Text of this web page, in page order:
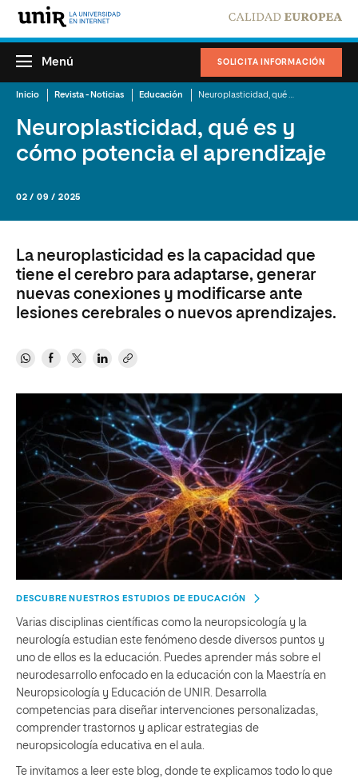
SOLICITA INFORMACIÓN
Menú
Inicio Revista - Noticias Educación
Neuroplasticidad, qué es y
cómo potencia el aprendizaje
02 / 09 / 2025
La neuroplasticidad es la capacidad que
tiene el cerebro para adaptarse, generar
nuevas conexiones y modificarse ante
lesiones cerebrales o nuevos aprendizajes.
DESCUBRE NUESTROS ESTUDIOS DE EDUCACIÓN
Varias disciplinas científicas como la neuropsicología y la
neurología estudian este fenómeno desde diversos puntos y
uno de ellos es la educación. Puedes aprender más sobre el
neurodesarrollo enfocado en la educación con la Maestría en
Neuropsicología y Educación de UNIR. Desarrolla
competencias para diseñar intervenciones personalizadas,
comprender trastornos y aplicar estrategias de
neuropsicología educativa en el aula.
Te invitamos a leer este blog, donde te explicamos todo lo que